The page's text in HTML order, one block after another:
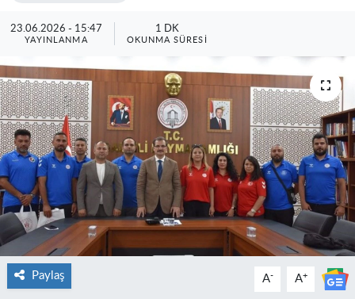
23.06.2026 - 15:47
YAYINLANMA
1 DK
OKUNMA SÜRESI
Paylaş A- A+